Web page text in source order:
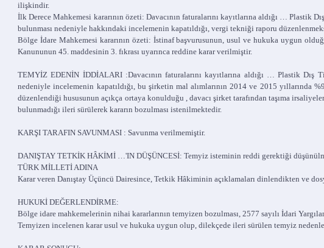
ilişkindir.
İlk Derece Mahkemesi kararının özeti: Davacının faturalarını kayıtlarına aldığı … Plastik
bulunması nedeniyle hakkındaki incelemenin kapatıldığı, vergi tekniği raporu
Bölge İdare Mahkemesi kararının özeti: İstinaf başvurusunun, usul ve hukuka uygun
Kanununun 45. maddesinin 3. fıkrası uyarınca reddine karar verilmiştir.
TEMYİZ EDENİN İDDİALARI :Davacının faturalarını kayıtlarına aldığı … Plastik Dış
nedeniyle incelemenin kapatıldığı, bu şirketin mal alımlarının 2014 ve 2015 yıllarında
düzenlendiği hususunun açıkça ortaya konulduğu , davacı şirket tarafından taşıma
bulunmadığı ileri sürülerek kararın bozulması istenilmektedir.
KARŞI TARAFIN SAVUNMASI : Savunma verilmemiştir.
DANIŞTAY TETKİK HÂKİMİ …'IN DÜŞÜNCESİ: Temyiz isteminin reddi gerektiği
TÜRK MİLLETİ ADINA
Karar veren Danıştay Üçüncü Dairesince, Tetkik Hâkiminin açıklamaları dinlendikten ve
HUKUKİ DEĞERLENDİRME:
Bölge idare mahkemelerinin nihai kararlarının temyizen bozulması, 2577 sayılı İdari
Temyizen incelenen karar usul ve hukuka uygun olup, dilekçede ileri sürülen temyiz